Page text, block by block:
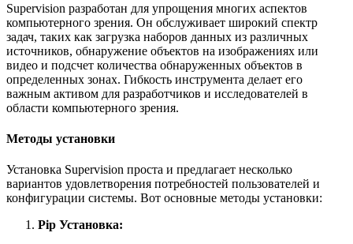
Supervision разработан для упрощения многих аспектов
компьютерного зрения. Он обслуживает широкий спектр
задач, таких как загрузка наборов данных из различных
источников, обнаружение объектов на изображениях или
видео и подсчет количества обнаруженных объектов в
определенных зонах. Гибкость инструмента делает его
важным активом для разработчиков и исследователей в
области компьютерного зрения.
Методы установки
Установка Supervision проста и предлагает несколько
вариантов удовлетворения потребностей пользователей и
конфигурации системы. Вот основные методы установки:
Pip Установка: